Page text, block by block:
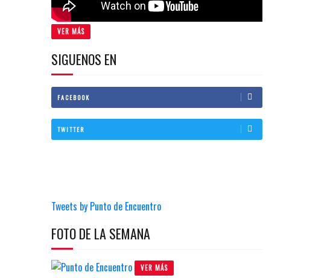
VER MÁS
SIGUENOS EN
FACEBOOK
TWITTER
Tweets by Punto de Encuentro
FOTO DE LA SEMANA
VER MÁS